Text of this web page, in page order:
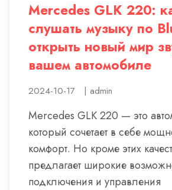
Mercedes GLK 220:
слушать музыку по
открыть новый мир
вашем автомобиле
2024-10-17 | admin
Mercedes GLK 220 — это
который сочетает в себе
комфорт. Но кроме этих
предлагает широкие
подключения и управления